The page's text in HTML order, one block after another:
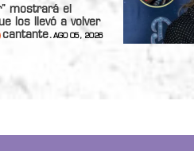
mostrará el
los llevó a volver
cantante. AGO 05, 2026